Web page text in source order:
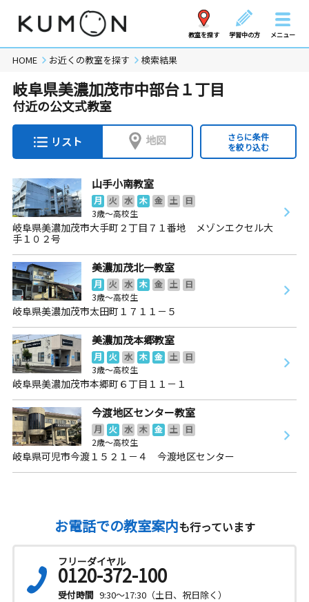
教室を探す 学習中の方 メニュー
HOME お近くの教室を探す 検索結果
岐阜県美濃加茂市中部台１丁目
付近の公文式教室
リスト 地図
さらに条件
を絞り込む
山手小南教室
月 火 水 木 金 土
日
3歳～高校生
岐阜県美濃加茂市大手町２丁目７１番地 メゾンエクセル大
手１０２号
美濃加茂北一教室
月 火 水 木 金 土
日
3歳～高校生
岐阜県美濃加茂市太田町１７１１－５
美濃加茂本郷教室
月 火 水 木 金 土
日
3歳～高校生
岐阜県美濃加茂市本郷町６丁目１１－１
今渡地区センター教室
月 火 水 木 金 土
日
2歳～高校生
岐阜県可児市今渡１５２１－４ 今渡地区センター
お電話での教室案内も行っています
フリーダイヤル
0120-372-100
受付時間 9:30～17:30（土日、祝日除く）